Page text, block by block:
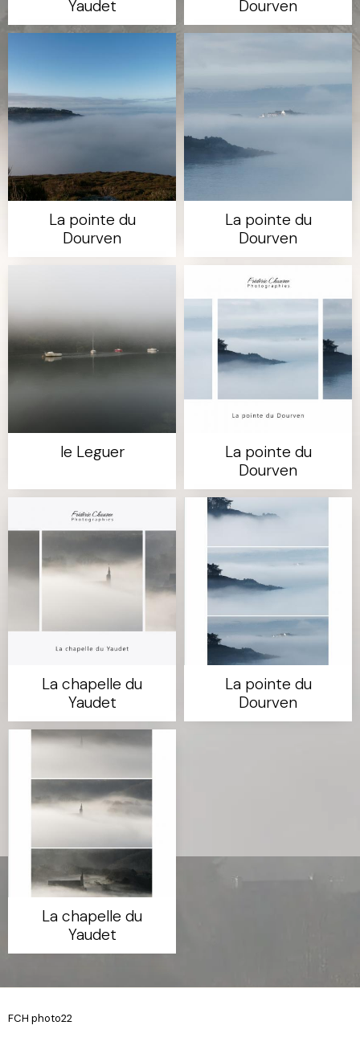
Yaudet
Dourven
La pointe du
Dourven
La pointe du
Dourven
le Leguer
La pointe du
Dourven
La chapelle du
Yaudet
La pointe du
Dourven
La chapelle du
Yaudet
FCH photo22